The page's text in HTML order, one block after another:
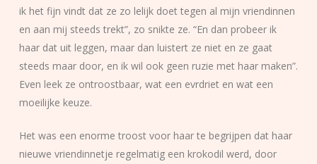
ik het fijn vindt dat ze zo lelijk doet tegen al mijn vriendinnen
en aan mij steeds trekt”, zo snikte ze. “En dan probeer ik
haar dat uit leggen, maar dan luistert ze niet en ze gaat
steeds maar door, en ik wil ook geen ruzie met haar maken”.
Even leek ze ontroostbaar, wat een evrdriet en wat een
moeilijke keuze.
Het was een enorme troost voor haar te begrijpen dat haar
nieuwe vriendinnetje regelmatig een krokodil werd, door